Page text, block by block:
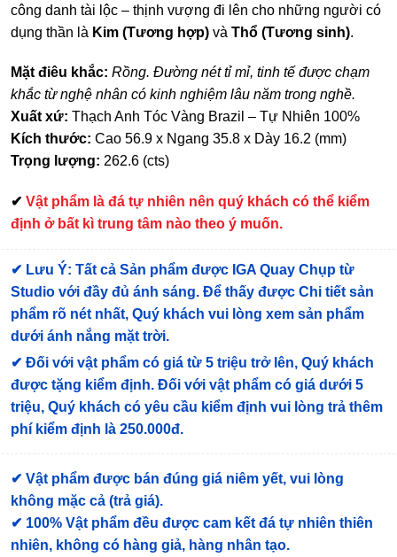
công danh tài lộc – thịnh vượng đi lên cho những người có
dụng thần là Kim (Tương hợp) và Thổ (Tương sinh).
Mặt điêu khắc: Rồng. Đường nét tỉ mỉ, tinh tế được chạm
khắc từ nghệ nhân có kinh nghiệm lâu năm trong nghề.
Xuất xứ: Thạch Anh Tóc Vàng Brazil – Tự Nhiên 100%
Kích thước: Cao 56.9 x Ngang 35.8 x Dày 16.2 (mm)
Trọng lượng: 262.6 (cts)
✔ Vật phẩm là đá tự nhiên nên quý khách có thể kiểm
định ở bất kì trung tâm nào theo ý muốn.
✔ Lưu Ý: Tất cả Sản phẩm được IGA Quay Chụp từ
Studio với đầy đủ ánh sáng. Để thấy được Chi tiết sản
phẩm rõ nét nhất, Quý khách vui lòng xem sản phẩm
dưới ánh nắng mặt trời.
✔ Đối với vật phẩm có giá từ 5 triệu trở lên, Quý khách
được tặng kiểm định. Đối với vật phẩm có giá dưới 5
triệu, Quý khách có yêu cầu kiểm định vui lòng trả thêm
phí kiểm định là 250.000đ.
✔ Vật phẩm được bán đúng giá niêm yết, vui lòng
không mặc cả (trả giá).
✔ 100% Vật phẩm đều được cam kết đá tự nhiên thiên
nhiên, không có hàng giả, hàng nhân tạo.